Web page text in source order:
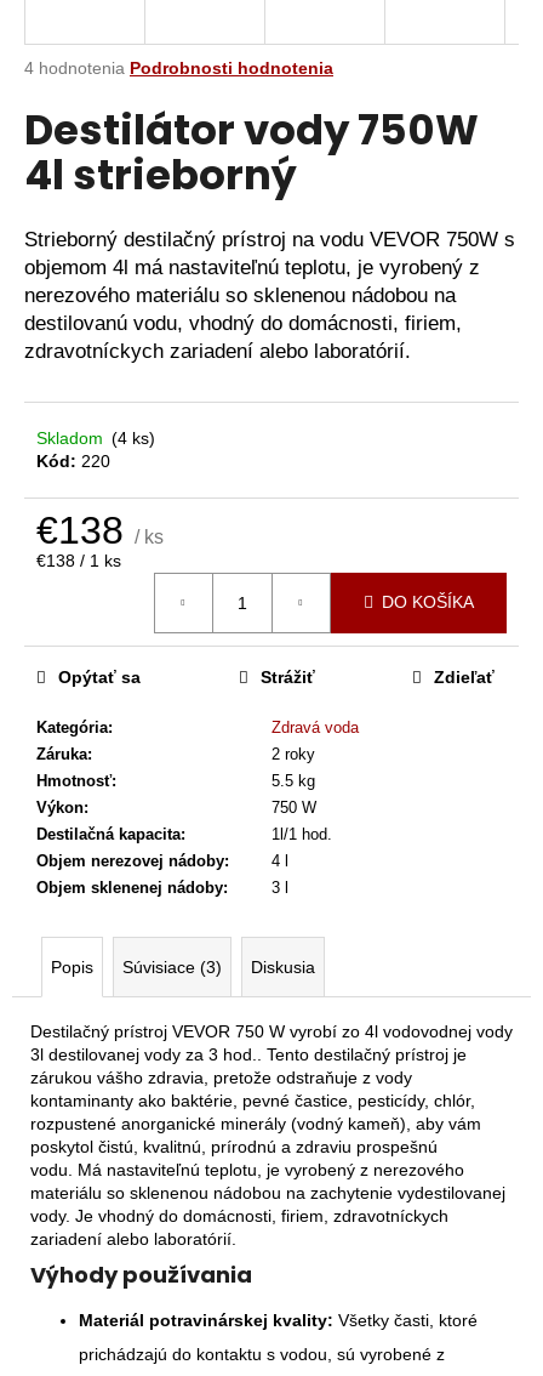
Priemerné
produktu
je
4,0
z
hviezdičiek.
4 hodnotenia Podrobnosti hodnotenia
Destilátor vody 750W
4l strieborný
Strieborný destilačný prístroj na vodu VEVOR 750W s
objemom 4l má nastaviteľnú teplotu, je vyrobený z
nerezového materiálu so sklenenou nádobou na
destilovanú vodu, vhodný do domácnosti, firiem,
zdravotníckych zariadení alebo laboratórií.
Skladom (4 ks)
Kód: 220
€138 / ks
Jednotková
€138 / 1 ks
DO KOŠÍKA
Kategória:
Zdravá voda
Záruka:
2 roky
Hmotnosť:
5.5 kg
Výkon:
750 W
Destilačná kapacita:
1l/1 hod.
Objem nerezovej nádoby:
4 l
Objem sklenenej nádoby: 3 l
Opýtať sa Strážiť Zdieľať
Popis Súvisiace (3) Diskusia
Destilačný prístroj VEVOR 750 W vyrobí zo 4l vodovodnej vody
3l destilovanej vody za 3 hod.. Tento destilačný prístroj je
zárukou vášho zdravia, pretože odstraňuje z vody
kontaminanty ako baktérie, pevné častice, pesticídy, chlór,
rozpustené anorganické minerály (vodný kameň), aby vám
poskytol čistú, kvalitnú, prírodnú a zdraviu prospešnú
vodu. Má nastaviteľnú teplotu, je vyrobený z nerezového
materiálu so sklenenou nádobou na zachytenie vydestilovanej
vody. Je vhodný do domácnosti, firiem, zdravotníckych
zariadení alebo laboratórií.
Výhody používania
Materiál potravinárskej kvality: Všetky časti, ktoré
prichádzajú do kontaktu s vodou, sú vyrobené z
j
ť
?
d
p
o
r
ú
č
a
ZÁSADITÁ
KÚPEĽNÁ
SOĽ
MEINEBASE
2750
G
€52,50